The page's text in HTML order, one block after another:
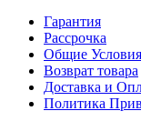
Гарантия
Рассрочка
Общие Условия
Возврат товара
Доставка и
Политика